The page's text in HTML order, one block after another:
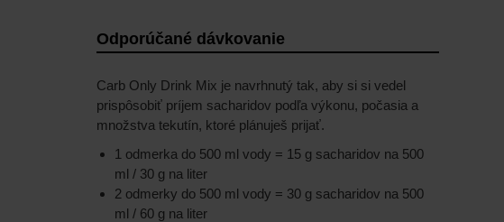
Odporúčané dávkovanie
Carb Only Drink Mix je navrhnutý tak, aby si si vedel
prispôsobiť príjem sacharidov podľa výkonu, počasia a
množstva tekutín, ktoré plánuješ prijať.
1 odmerka do 500 ml vody = 15 g sacharidov na 500
ml / 30 g na liter
2 odmerky do 500 ml vody = 30 g sacharidov na 500
ml / 60 g na liter